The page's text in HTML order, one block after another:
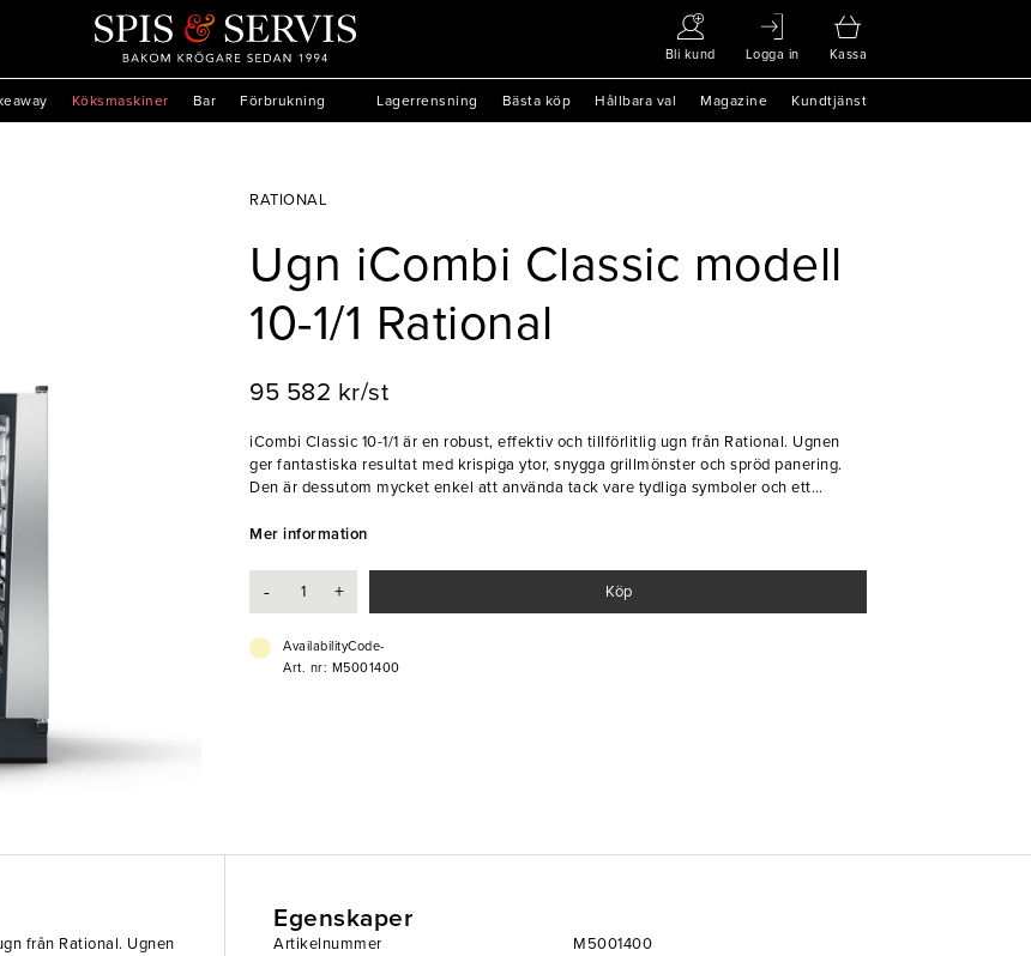
Bli kund Logga in Kassa
Köksmaskiner Bar Förbrukning Lagerrensning Bästa köp Hållbara val Magazine Kundtjänst
RATIONAL
Ugn iCombi Classic modell
10-1/1 Rational
95 582 kr/st
iCombi Classic 10-1/1 är en robust, effektiv och tillförlitlig ugn från Rational. Ugnen
ger fantastiska resultat med krispiga ytor, snygga grillmönster och spröd panering.
Den är dessutom mycket enkel att använda tack vare tydliga symboler och ett
ånga och varmluft mellan 30-300°C
- 4 Automatiska rengöringsprogram och ett menybaserat avkalkningssystem
Mer information
- + Köp
AvailabilityCode-
Art. nr: M5001400
från Rational. Ugnen
Egenskaper
Artikelnummer
M5001400